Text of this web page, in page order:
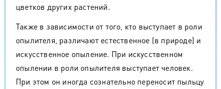
цветков других растений.
Также в зависимости от того, кто выступает в роли
опылителя, различают естественное (в природе) и
искусственное опыление. При искусственном
опылении в роли опылителя выступает человек.
При этом он иногда сознательно переносит пыльцу